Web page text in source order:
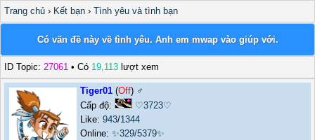
Trang chủ › Kết bạn › Tình yêu và tình bạn
Có vấn đề này về tình yêu. Anh em mwap vào giúp với.
ID Topic: 27061 • Có 19,113 lượt xem
Tiger01 (Off) ♂️
Cấp độ:
♡3723♡
Like:943/1344
Online:✨329/5379✨